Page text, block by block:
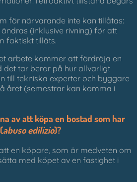
för närvarande inte kan tillåtas:
(inklusive rivning) för att
faktiskt tilläts.
arbete kommer att fördröja en
det tar beror på hur allvarligt
till tekniska experter och byggare
året (semestrar kan komma i
av att köpa en bostad som har
abuso edilizio)?
en köpare, som är medveten om
med köpet av en fastighet i